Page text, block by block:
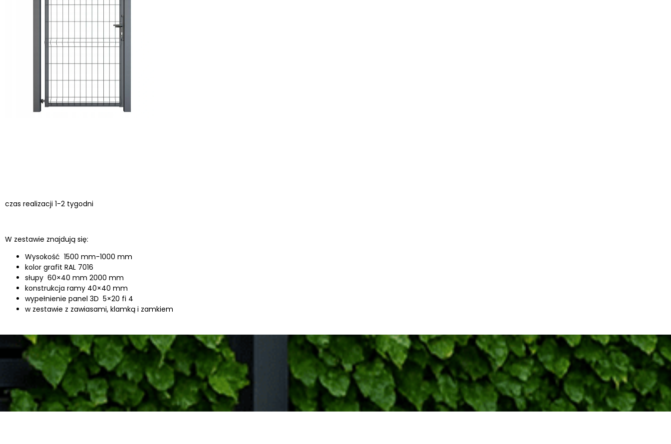
czas realizacji 1-2 tygodni
W zestawie znajdują się:
Wysokość 1500 mm-1000 mm
kolor grafit RAL 7016
słupy 60×40 mm 2000 mm
konstrukcja ramy 40×40 mm
wypełnienie panel 3D 5×20 fi 4
w zestawie z zawiasami, klamką i zamkiem